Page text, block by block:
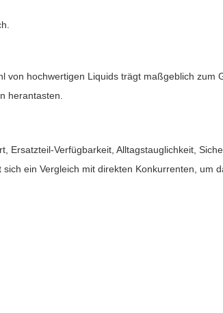
von hochwertigen Liquids trägt maßgeblich zum
herantasten.
Ersatzteil-Verfügbarkeit, Alltagstauglichkeit,
ein Vergleich mit direkten Konkurrenten, um